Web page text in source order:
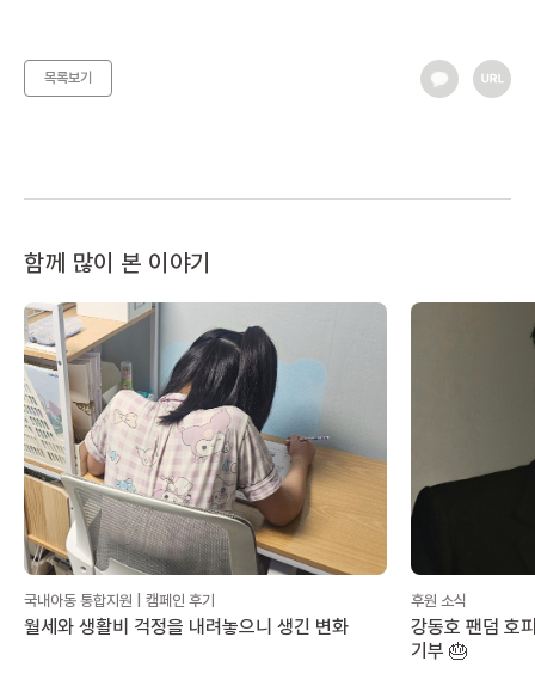
목록보기
함께 많이 본 이야기
국내아동 통합지원 | 캠페인 후기
월세와 생활비 걱정을 내려놓으니 생긴 변화
후원 소식
강동호 팬덤 호
기부 🎂